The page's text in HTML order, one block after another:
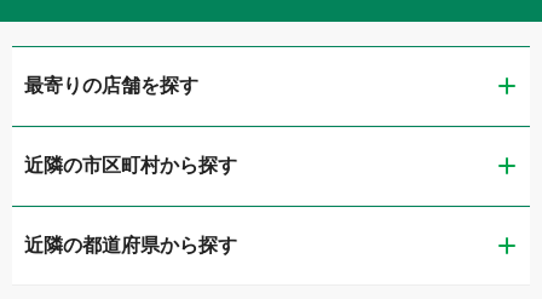
最寄りの店舗を探す
ガリバー富山店
ガリバー車検 富山店
近隣の市区町村から探す
富山市
近隣の都道府県から探す